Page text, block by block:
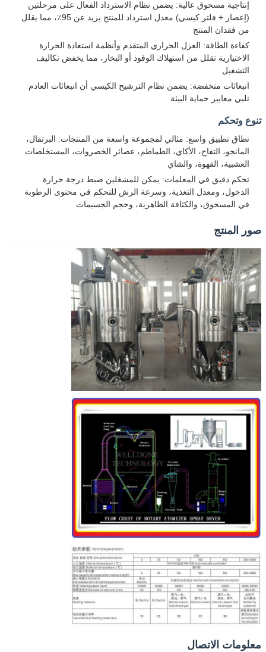
إنتاجية مسحوق عالية: يضمن نظام الاسترداد الفعال على مرحلتين
(إعصار + فلتر كيسي) معدل استرداد للمنتج يزيد عن 95٪، مما يقلل
من فقدان المنتج
كفاءة الطاقة: العزل الحراري المتقدم وأنظمة استعادة الحرارة
الاختيارية تقلل من استهلاك الوقود أو البخار، مما يخفض تكاليف
التشغيل
انبعاثات منخفضة: يضمن نظام الترشيح الكيسي أن انبعاثات العادم
تلبي معايير حماية البيئة
تنوع وتحكم
نطاق تطبيق واسع: مثالي لمجموعة واسعة من المنتجات: البرتقال،
المانجو، التفاح، الأكاي، الطماطم، عصائر الخضروات، المستخلصات
العشبية، القهوة، والشاي
تحكم دقيق في المعلمات: يمكن للمشغلين ضبط درجة حرارة
الدخول، ومعدل التغذية، وسرعة الرش للتحكم في محتوى الرطوبة
في المسحوق، والكثافة الظاهرية، وحجم الجسيمات
صور المنتج
معلومات الاتصال